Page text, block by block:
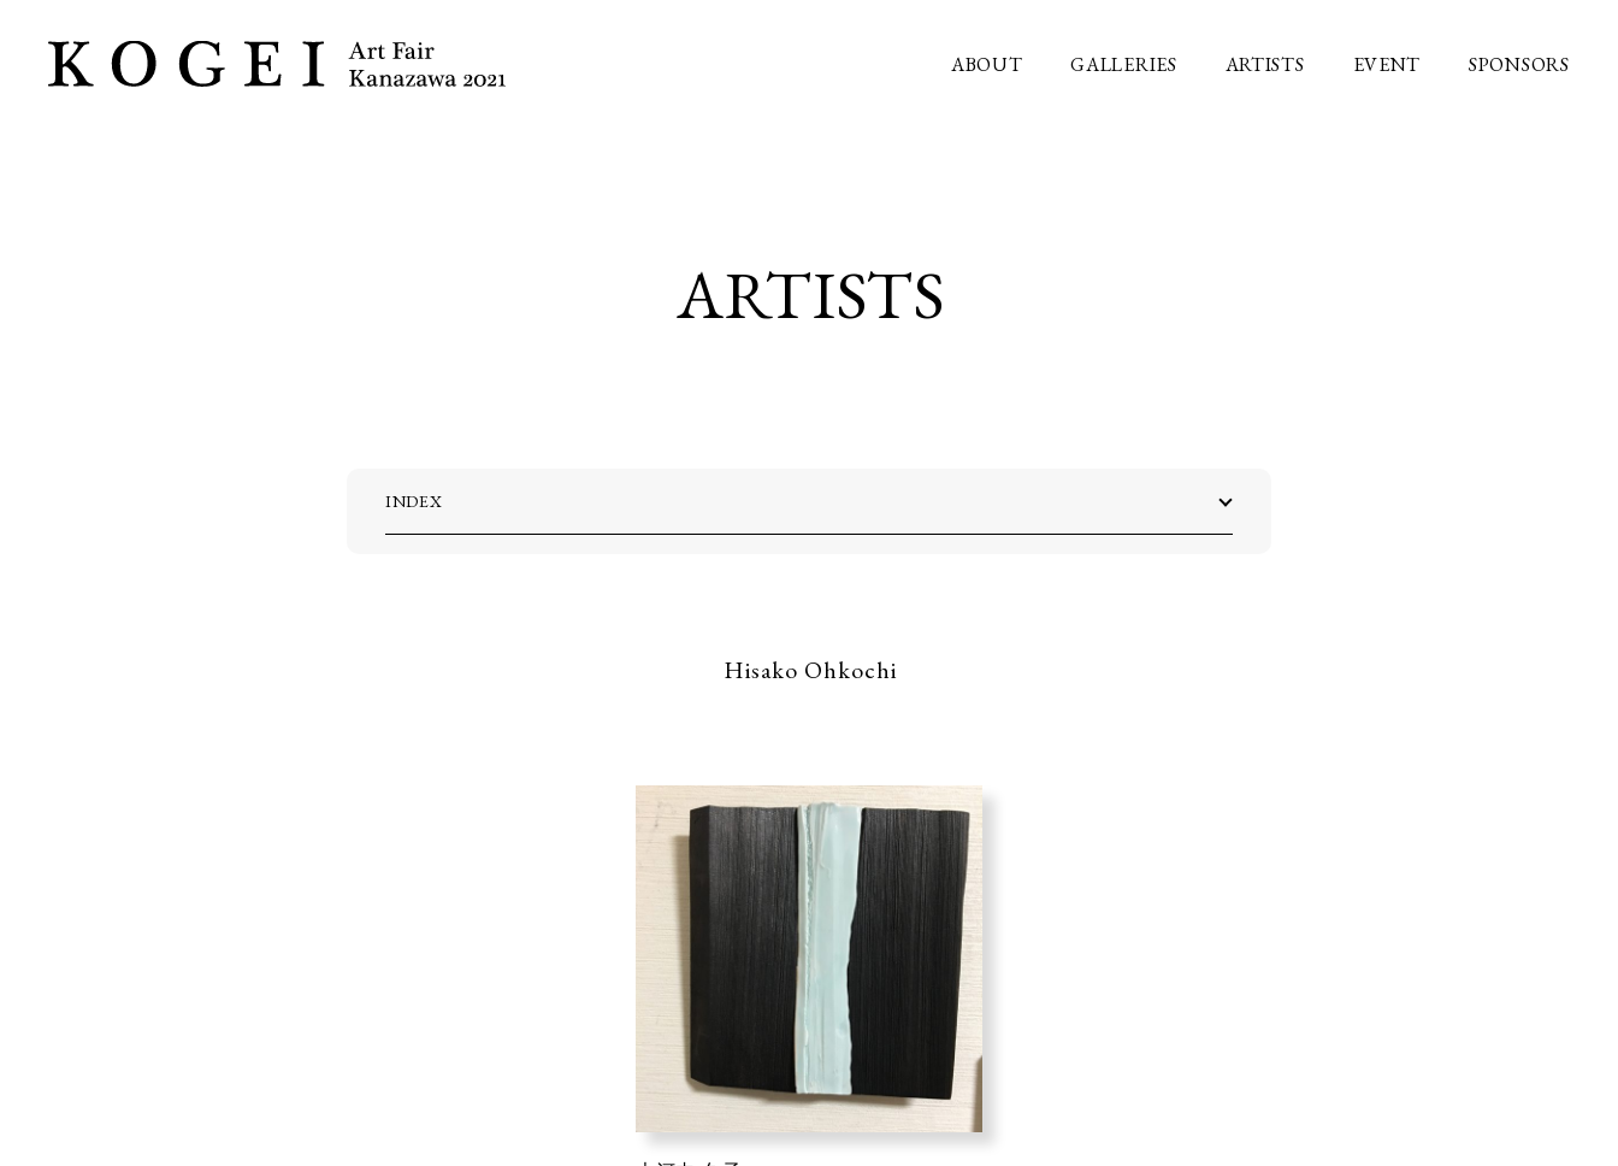
ABOUT GALLERIES ARTISTS EVENT SPONSORS
ARTISTS
INDEX
Hisako Ohkochi